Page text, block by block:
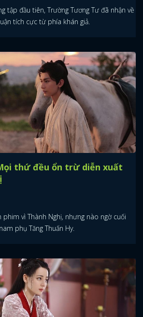
tập đầu tiên, Trường Tương Tư đã nhận về
tích cực từ phía khán giả.
thứ đều ổn trừ diễn xuất
vì Thành Nghị, nhưng nào ngờ cuối
phụ Tăng Thuấn Hy.